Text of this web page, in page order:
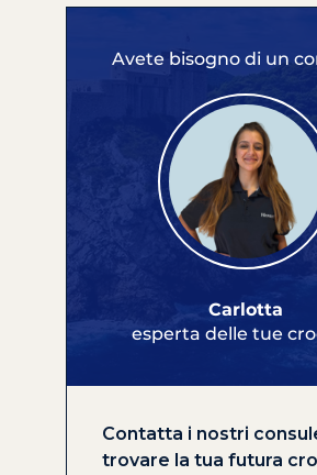
Avete bisogno di un
Carlotta
esperta delle tue
Contatta i nostri
trovare la tua futura